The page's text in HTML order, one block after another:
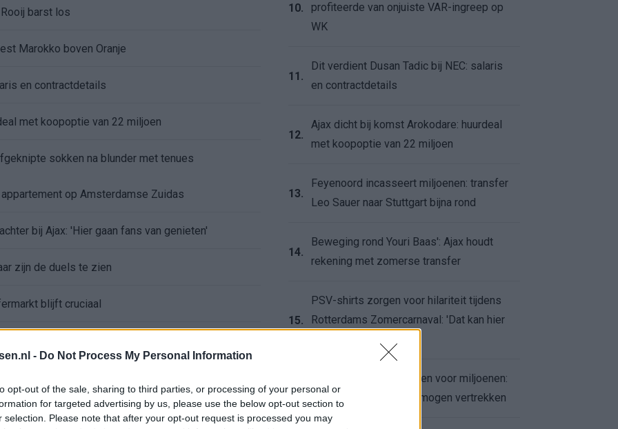
- Do Not Process My Personal Information
opt-out of the sale, sharing to third parties, or processing of your personal or
for targeted advertising by us, please use the below opt-out section to
selection. Please note that after your opt-out request is processed you may
barst los
Marokko boven Oranje
en contractdetails
met koopoptie van 22 miljoen
sokken na blunder met tenues
op Amsterdamse Zuidas
bij Ajax: 'Hier gaan fans van genieten'
zijn de duels te zien
blijft cruciaal
geschiedenis
begint in de basis bij FC Barcelona
Abdellah Ouazane met Lionel Messi
10.
profiteerde van onjuiste VAR-ingreep op
WK
11.
Dit verdient Dusan Tadic bij NEC: salaris
en contractdetails
12.
Ajax dicht bij komst Arokodare: huurdeal
met koopoptie van 22 miljoen
13.
Feyenoord incasseert miljoenen: transfer
Leo Sauer naar Stuttgart bijna rond
14.
Beweging rond Youri Baas': Ajax houdt
rekening met zomerse transfer
15.
PSV-shirts zorgen voor hilariteit tijdens
Rotterdams Zomercarnaval: 'Dat kan hier
16.
Feyenoord zet deur open voor miljoenen:
Ueda en Hadj Moussa mogen vertrekken